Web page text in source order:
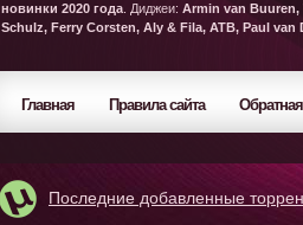
новинки 2020 года . Диджеи: Armin van Buuren,
Schulz, Ferry Corsten, Aly & Fila, ATB, Paul van
Главная Правила сайта
Последние добавленные